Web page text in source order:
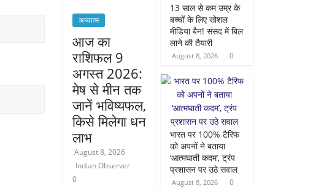
अध्यात्म
आज का
राशिफल 9
अगस्त 2026:
मेष से मीन तक
जानें भविष्यफल,
किसे मिलेगा धन
लाभ
August 8, 2026
Indian Observer
0
13 साल से कम उम्र के
बच्चों के लिए सोशल
मीडिया बैन! संसद में बिल
लाने की तैयारी
August 8, 2026 0
भारत पर 100% टैरिफ
को अपनों ने बताया
‘आत्मघाती कदम’, ट्रंप
प्रशासन पर उठे सवाल
August 8, 2026 0